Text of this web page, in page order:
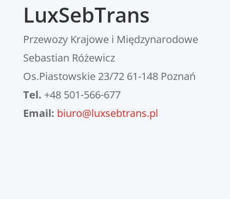
LuxSebTrans
Przewozy Krajowe i Międzynarodowe
Sebastian Różewicz
Os.Piastowskie 23/72 61-148 Poznań
Tel. +48 501-566-677
Email: biuro@luxsebtrans.pl